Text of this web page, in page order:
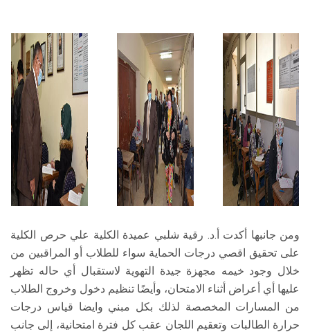
ومن جانبها أكدت أ.د. رقية شلبي عميدة الكلية علي حرص الكلية
على تحقيق اقصي درجات الحماية سواء للطلاب أو المراقبين من
خلال وجود خيمه مجهزة جيدة التهوية لاستقبال أي حاله تظهر
عليها أي أعراض أثناء الامتحان، وأيضًا تنظيم دخول وخروج الطلاب
من المسارات المخصصة لذلك بكل مبني وايضا قياس درجات
حرارة الطالبات وتعقيم اللجان عقب كل فترة امتحانية، إلى جانب